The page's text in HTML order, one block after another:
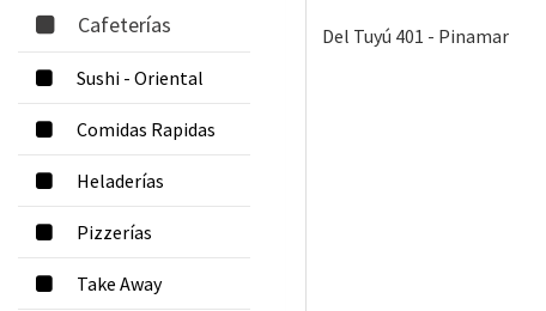
Cafeterías
Sushi - Oriental
Comidas Rapidas
Heladerías
Pizzerías
Take Away
Del Tuyú 401 - Pinamar